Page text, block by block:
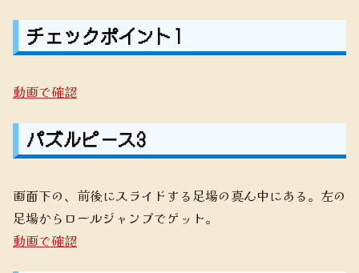
チェックポイント1
動画で確認
パズルピース3
画面下の、前後にスライドする足場の真ん中にある。左の
足場からロールジャンプでゲット。
動画で確認